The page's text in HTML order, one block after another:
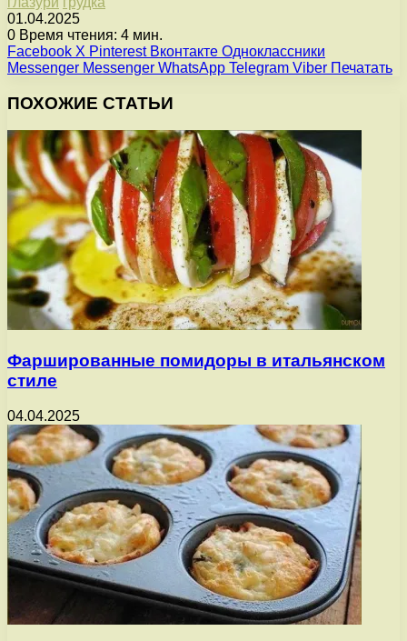
01.04.2025
0 Время чтения: 4 мин.
Facebook X Pinterest Вконтакте Одноклассники
Messenger Messenger WhatsApp Telegram Viber Печатать
ПОХОЖИЕ СТАТЬИ
Фаршированные помидоры в итальянском
стиле
04.04.2025